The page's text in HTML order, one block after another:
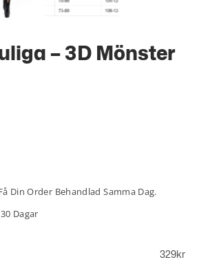
– 3D Mönster
Din Order Behandlad Samma Dag.
Dagar
329kr